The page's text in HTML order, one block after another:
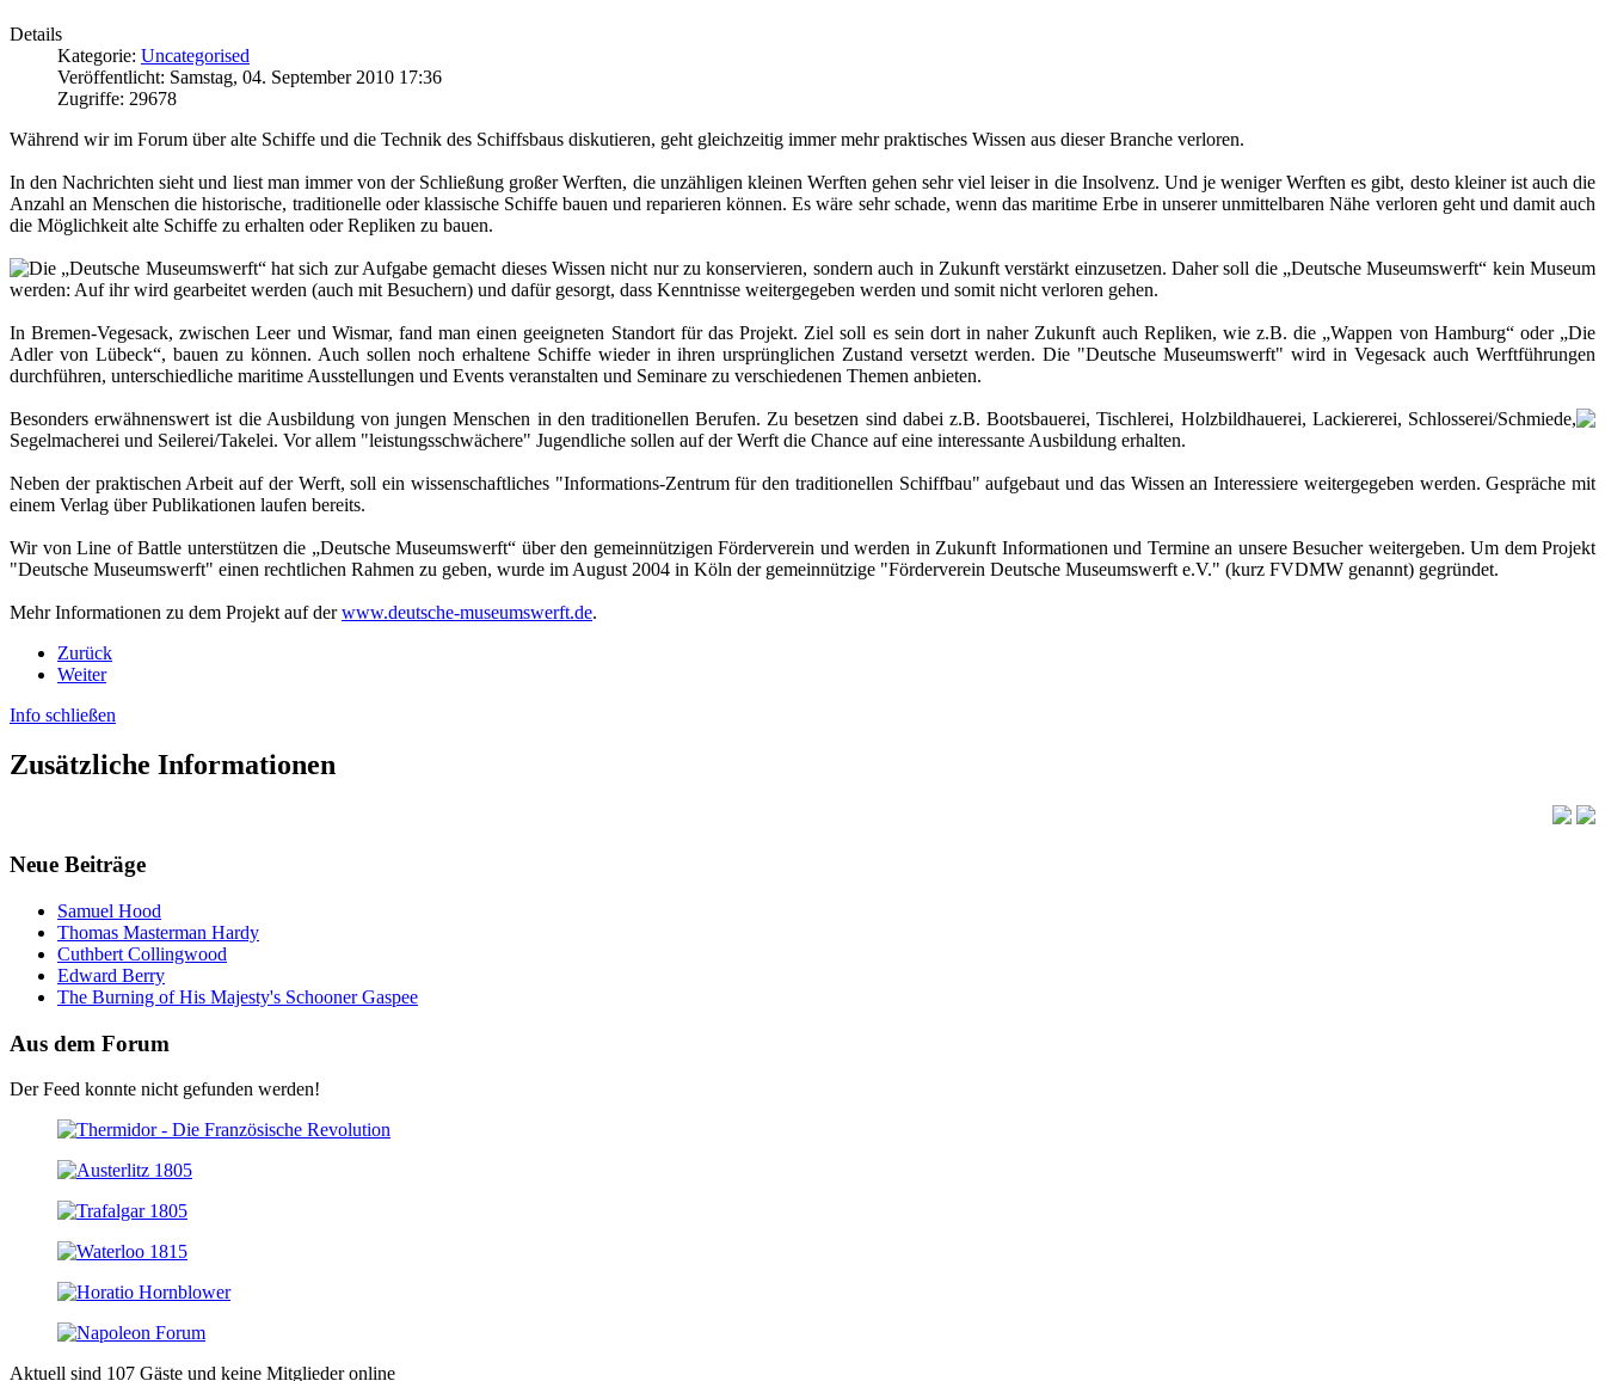
Details
Kategorie: Uncategorised
Veröffentlicht: Samstag, 04. September 2010 17:36
Zugriffe: 29678
Während wir im Forum über alte Schiffe und die Technik des Schiffsbaus diskutieren, geht gleichzeitig immer mehr praktisches Wissen aus dieser Branche verloren.
In den Nachrichten sieht und liest man immer von der Schließung großer Werften, die unzähligen kleinen Werften gehen sehr viel leiser in die Insolvenz. Und je weniger Werften es gibt, desto kleiner ist auch die
Anzahl an Menschen die historische, traditionelle oder klassische Schiffe bauen und reparieren können. Es wäre sehr schade, wenn das maritime Erbe in unserer unmittelbaren Nähe verloren geht und damit auch
die Möglichkeit alte Schiffe zu erhalten oder Repliken zu bauen.
Die „Deutsche Museumswerft“ hat sich zur Aufgabe gemacht dieses Wissen nicht nur zu konservieren, sondern auch in Zukunft verstärkt einzusetzen. Daher soll die „Deutsche Museumswerft“ kein Museum
werden: Auf ihr wird gearbeitet werden (auch mit Besuchern) und dafür gesorgt, dass Kenntnisse weitergegeben werden und somit nicht verloren gehen.
In Bremen-Vegesack, zwischen Leer und Wismar, fand man einen geeigneten Standort für das Projekt. Ziel soll es sein dort in naher Zukunft auch Repliken, wie z.B. die „Wappen von Hamburg“ oder „Die
Adler von Lübeck“, bauen zu können. Auch sollen noch erhaltene Schiffe wieder in ihren ursprünglichen Zustand versetzt werden. Die "Deutsche Museumswerft" wird in Vegesack auch Werftführungen
durchführen, unterschiedliche maritime Ausstellungen und Events veranstalten und Seminare zu verschiedenen Themen anbieten.
Besonders erwähnenswert ist die Ausbildung von jungen Menschen in den traditionellen Berufen. Zu besetzen sind dabei z.B. Bootsbauerei, Tischlerei, Holzbildhauerei, Lackiererei, Schlosserei/Schmiede,
Segelmacherei und Seilerei/Takelei. Vor allem "leistungsschwächere" Jugendliche sollen auf der Werft die Chance auf eine interessante Ausbildung erhalten.
Neben der praktischen Arbeit auf der Werft, soll ein wissenschaftliches "Informations-Zentrum für den traditionellen Schiffbau" aufgebaut und das Wissen an Interessiere weitergegeben werden. Gespräche mit
einem Verlag über Publikationen laufen bereits.
Wir von Line of Battle unterstützen die „Deutsche Museumswerft“ über den gemeinnützigen Förderverein und werden in Zukunft Informationen und Termine an unsere Besucher weitergeben. Um dem Projekt
"Deutsche Museumswerft" einen rechtlichen Rahmen zu geben, wurde im August 2004 in Köln der gemeinnützige "Förderverein Deutsche Museumswerft e.V." (kurz FVDMW genannt) gegründet.
Mehr Informationen zu dem Projekt auf derwww.deutsche-museumswerft.de.
Zurück
Weiter
Info schließen
Zusätzliche Informationen
Neue Beiträge
Samuel Hood
Thomas Masterman Hardy
Cuthbert Collingwood
Edward Berry
The Burning of His Majesty's Schooner Gaspee
Aus dem Forum
Der Feed konnte nicht gefunden werden!
Aktuell sind 107 Gäste und keine Mitglieder online